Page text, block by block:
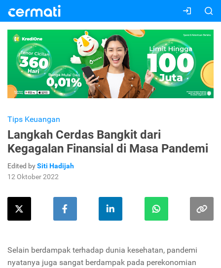
Tips Keuangan
Langkah Cerdas Bangkit dari
Kegagalan Finansial di Masa Pandemi
Edited bySiti Hadijah
12 Oktober 2022
Selain berdampak terhadap dunia kesehatan, pandemi
nyatanya juga sangat berdampak pada perekonomian